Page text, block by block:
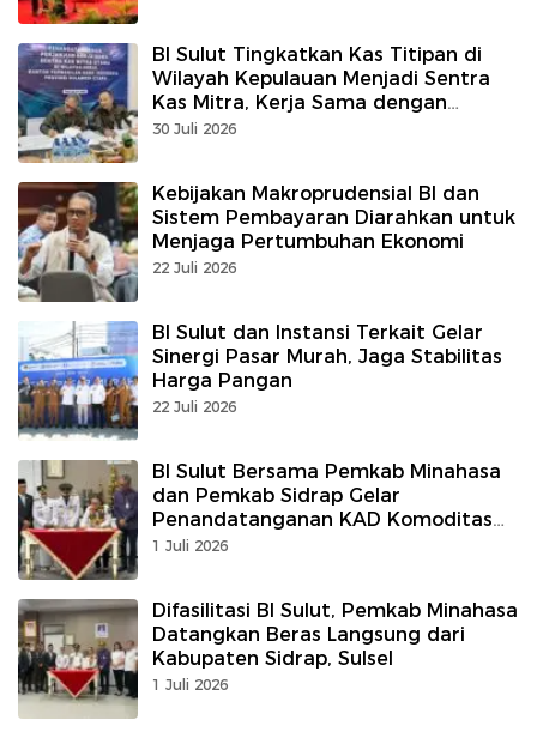
BI Sulut Tingkatkan Kas Titipan di
Wilayah Kepulauan Menjadi Sentra
Kas Mitra, Kerja Sama dengan
Perbankan
30 Juli 2026
Kebijakan Makroprudensial BI dan
Sistem Pembayaran Diarahkan untuk
Menjaga Pertumbuhan Ekonomi
22 Juli 2026
BI Sulut dan Instansi Terkait Gelar
Sinergi Pasar Murah, Jaga Stabilitas
Harga Pangan
22 Juli 2026
BI Sulut Bersama Pemkab Minahasa
dan Pemkab Sidrap Gelar
Penandatanganan KAD Komoditas
Beras
1 Juli 2026
Difasilitasi BI Sulut, Pemkab Minahasa
Datangkan Beras Langsung dari
Kabupaten Sidrap, Sulsel
1 Juli 2026